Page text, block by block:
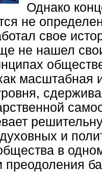
Однако
не
свое
не нашел
масштабная
и
в